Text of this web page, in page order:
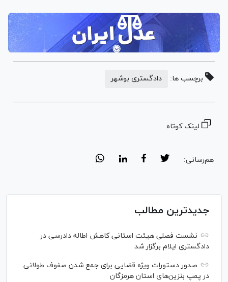
برچسب ها: دادگستری بوشهر
لینک کوتاه
هم‌رسانی:
جدیدترین مطالب
نشست فصلی هیئت استانی کاهش اطاله دادرسی در
دادگستری ایلام برگزار شد
صدور دستورات ویژه قضایی برای جمع شدن صفوف طولانی
در پمپ بنزین‌های استان هرمزگان